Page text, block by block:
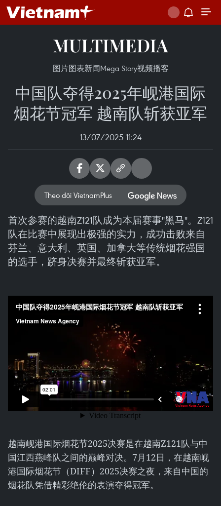
MULTIMEDIA
图片图表新闻Mega Story视频播客
中国队夺得2025年岘港国际
烟花节冠军 越南队斩获亚军
13/07/2025 11:24
Theo dõi VietnamPlus
首次参赛的越南Z121队成为本届赛事"黑马"。Z121
队在比赛中展现出极强的实力，成功击败来自
芬兰、意大利、英国、加拿大等传统烟花强国
的选手，跻身决赛并最终斩获亚军。
越南岘港国际烟花节2025决赛是在越南Z121队与中
国江西燕峰队之间的巅峰对决。7月12日，在越南岘
港国际烟花节（DIFF）2025决赛之夜，来自中国的
烟花队凭借精彩绝伦的表演夺得冠军。